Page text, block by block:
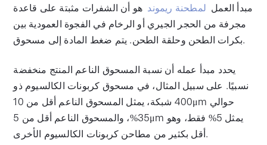
مبدأ العمل لمطحنة ريموند هو أن الشفرات مثبتة على قاعدة
مجرفة من الحجر الجيري أو الرخام في الفجوة العمودية بين
بكرات الطحن وحلقة الطحن. يتم ضغط المادة إلى مسحوق.
يحدد مبدأ عمله أن نسبة المسحوق الناعم المنتج منخفضة
نسبيًا. على سبيل المثال، في مسحوق كربونات الكالسيوم ذو
400 شبكة، يمثل المسحوق الناعم أقل من 10μm حوالي
35%، والمسحوق الناعم أقل من 5μm يمثل 5% فقط، وهو
أقل بكثير من مطاحن كربونات الكالسيوم الأخرى.